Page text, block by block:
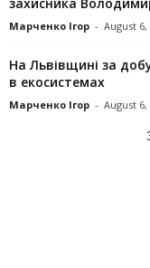
Марченко Ігор - August 6,
На Львівщині за
в екосистемах
Марченко Ігор - August 6,